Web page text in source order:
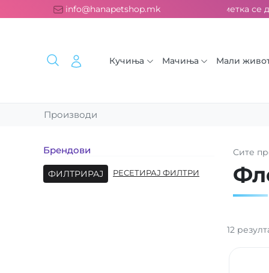
info@hanapetshop.mk
испорака над 2000 ден. ››› 2% од секоја сметка се
Кучиња Мачиња Мали
Производи
Брендови
ФИЛТРИРАЈ РЕСЕТИРАЈ ФИЛТРИ
Сите
12